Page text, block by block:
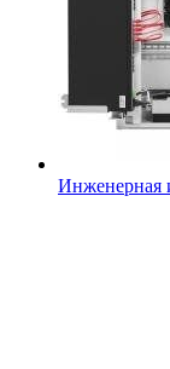
Инженерная